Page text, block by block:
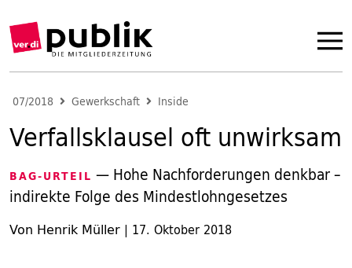
07/2018 Gewerkschaft Inside
Verfallsklausel oft unwirksam
BAG-URTEIL — Hohe Nachforderungen denkbar –
indirekte Folge des Mindestlohngesetzes
Von Henrik Müller | 17. Oktober 2018